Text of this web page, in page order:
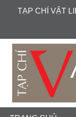
TẠP CHÍ VẬT